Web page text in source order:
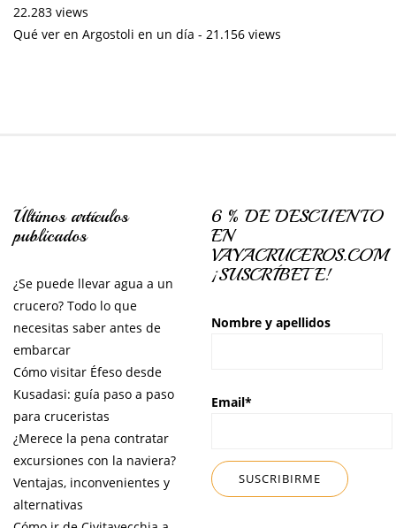
22.283 views
Qué ver en Argostoli en un día - 21.156 views
Últimos artículos
publicados
¿Se puede llevar agua a un
crucero? Todo lo que
necesitas saber antes de
embarcar
Cómo visitar Éfeso desde
Kusadasi: guía paso a paso
para cruceristas
¿Merece la pena contratar
excursiones con la naviera?
Ventajas, inconvenientes y
alternativas
6 % DE DESCUENTO
EN
VAYACRUCEROS.COM
¡SUSCRÍBETE!
Nombre y apellidos
Email*